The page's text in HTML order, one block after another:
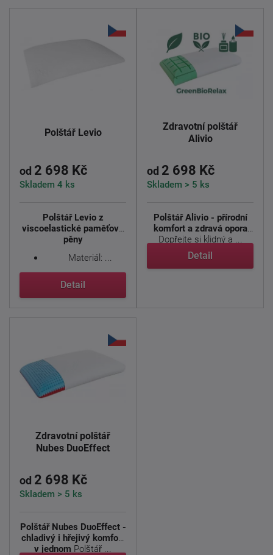
Polštář Levio
od 2 698 Kč
Skladem 4 ks
Polštář Levio z
viscoelastické paměťové
pěny
Materiál: ...
Detail
Zdravotní polštář
Alivio
od 2 698 Kč
Skladem > 5 ks
Polštář Alivio - přírodní
komfort a zdravá opora
Dopřejte si klidný a ...
Detail
Zdravotní polštář
Nubes DuoEffect
od 2 698 Kč
Skladem > 5 ks
Polštář Nubes DuoEffect -
chladivý i hřejivý komfort
v jednom Polštář ...